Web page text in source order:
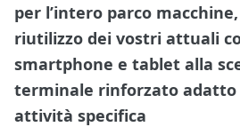
per l’intero parco
riutilizzo dei vostri attuali
smartphone e tablet alla
terminale rinforzato adatto
attività specifica